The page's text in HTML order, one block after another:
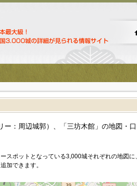
：周辺城郭）、「三坊木館」の地図・口
スポットとなっている3,000城それぞれの地図に、
加できます。